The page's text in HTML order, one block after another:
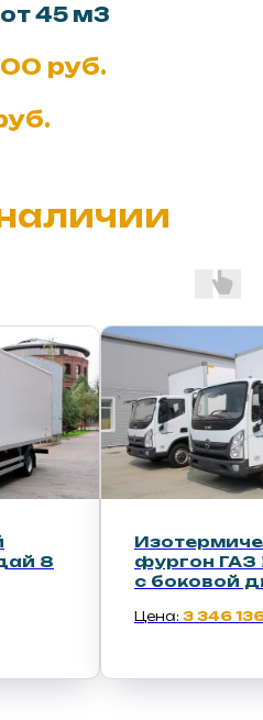
45 м3
руб.
8
фургон
Цена:5